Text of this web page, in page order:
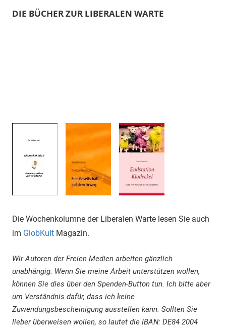
DIE BÜCHER ZUR LIBERALEN WARTE
Die Wochenkolumne der Liberalen Warte lesen Sie auch
im GlobKult Magazin.
Wir Autoren der Freien Medien arbeiten gänzlich
unabhängig. Wenn Sie meine Arbeit unterstützen wollen,
können Sie dies über den Spenden-Button tun. Ich bitte aber
um Verständnis dafür, dass ich keine
Zuwendungsbescheinigung ausstellen kann. Sollten Sie
lieber überweisen wollen, so lautet die IBAN: DE84 2004